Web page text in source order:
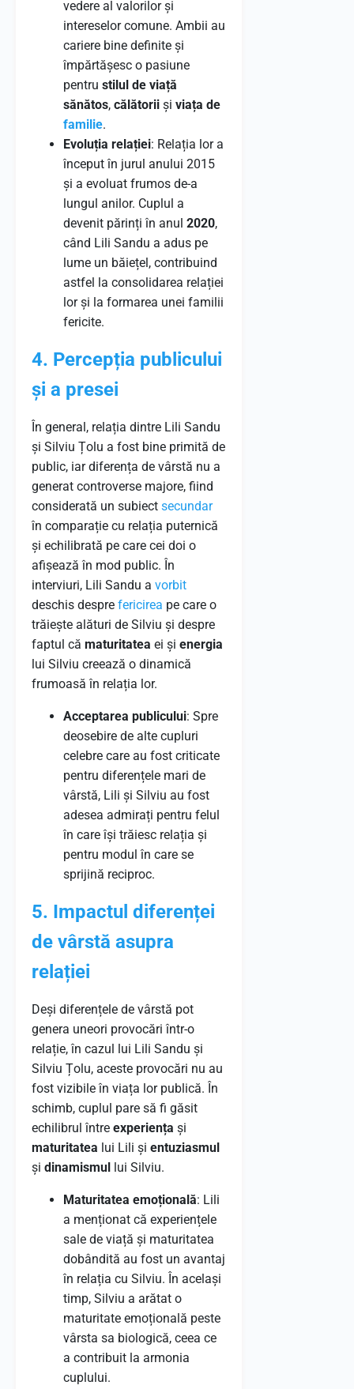
vedere al valorilor și
intereselor comune. Ambii au
cariere bine definite și
împărtășesc o pasiune
pentru stilul de viață
sănătos, călătorii și viața de
familie.
Evoluția relației: Relația lor a
început în jurul anului 2015
și a evoluat frumos de-a
lungul anilor. Cuplul a
devenit părinți în anul 2020,
când Lili Sandu a adus pe
lume un băiețel, contribuind
astfel la consolidarea relației
lor și la formarea unei familii
fericite.
4. Percepția publicului
și a presei
În general, relația dintre Lili Sandu
și Silviu Țolu a fost bine primită de
public, iar diferența de vârstă nu a
generat controverse majore, fiind
considerată un subiect secundar
în comparație cu relația puternică
și echilibrată pe care cei doi o
afișează în mod public. În
interviuri, Lili Sandu a vorbit
deschis despre fericirea pe care o
trăiește alături de Silviu și despre
faptul că maturitatea ei și energia
lui Silviu creează o dinamică
frumoasă în relația lor.
Acceptarea publicului: Spre
deosebire de alte cupluri
celebre care au fost criticate
pentru diferențele mari de
vârstă, Lili și Silviu au fost
adesea admirați pentru felul
în care își trăiesc relația și
pentru modul în care se
sprijină reciproc.
5. Impactul diferenței
de vârstă asupra
relației
Deși diferențele de vârstă pot
genera uneori provocări într-o
relație, în cazul lui Lili Sandu și
Silviu Țolu, aceste provocări nu au
fost vizibile în viața lor publică. În
schimb, cuplul pare să fi găsit
echilibrul între experiența și
maturitatea lui Lili și entuziasmul
și dinamismul lui Silviu.
Maturitatea emoțională: Lili
a menționat că experiențele
sale de viață și maturitatea
dobândită au fost un avantaj
în relația cu Silviu. În același
timp, Silviu a arătat o
maturitate emoțională peste
vârsta sa biologică, ceea ce
a contribuit la armonia
cuplului.